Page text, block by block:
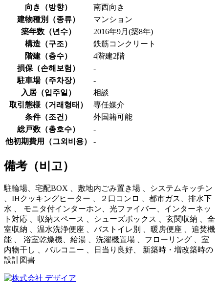
向き（방향）
南西向き
建物種別（종류）
マンション
築年数（년수）
2016年9月(築8年)
構造（구조）
鉄筋コンクリート
階建（층수）
4階建2階
損保（손해보험 ）
-
駐車場（주차장）
-
入居（입주일 ）
相談
取引態様（거래형태 ）
専任媒介
条件（조건 ）
外国籍可能
総戸数（총호수）
-
他初期費用（그외비용） -
備考（비고）
駐輪場、宅配BOX 、敷地内ごみ置き場 、システムキッチン
、IHクッキングヒーター 、２口コンロ 、都市ガス、排水下
水 、 モニタ付インターホン、光ファイバー、インターネッ
ト対応 、収納スペース 、シューズボックス 、玄関収納 、全
室収納 、温水洗浄便座 、バストイレ別 、暖房便座 、追焚機
能 、 浴室乾燥機、給湯 、洗濯機置場 、フローリング 、室
内物干し 、バルコニー 、日当り良好、 新築時・増改築時の
設計図書